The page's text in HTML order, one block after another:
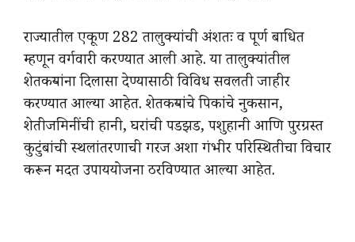
राज्यातील एकूण 282 तालुक्यांची अंशतः व पूर्ण बाधित
म्हणून वर्गवारी करण्यात आली आहे. या तालुक्यांतील
शेतकऱ्यांना दिलासा देण्यासाठी विविध सवलती जाहीर
करण्यात आल्या आहेत. शेतकऱ्यांचे पिकांचे नुकसान,
शेतीजमिनींची हानी, घरांची पडझड, पशुहानी आणि पुरग्रस्त
कुटुंबांची स्थलांतरणाची गरज अशा गंभीर परिस्थितीचा विचार
करून मदत उपाययोजना ठरविण्यात आल्या आहेत.